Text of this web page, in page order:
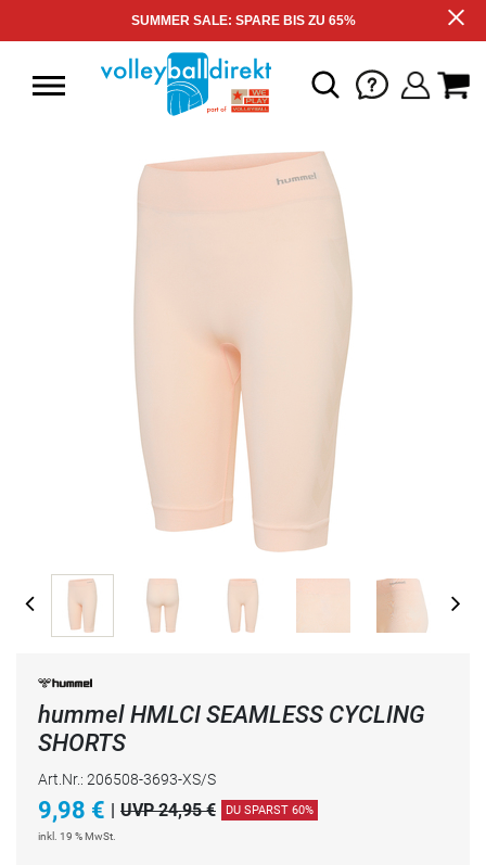
SUMMER SALE: SPARE BIS ZU 65%
hummel HMLCI SEAMLESS CYCLING
SHORTS
Art.Nr.: 206508-3693-XS/S
9,98 € | UVP 24,95 € DU SPARST 60%
inkl. 19 % MwSt.